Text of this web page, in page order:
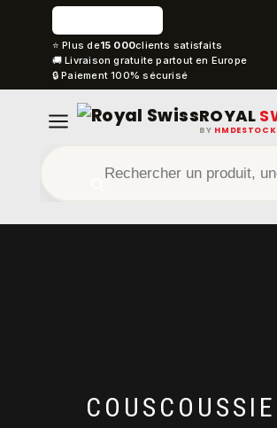
⭐ Plus de15 000clients satisfaits
🚚 Livraison gratuite partout en Europe
🔒 Paiement 100% sécurisé
ROYAL
BY HMDESTOCK